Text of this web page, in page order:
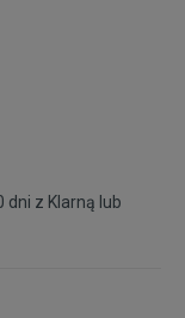
dni z Klarną lub